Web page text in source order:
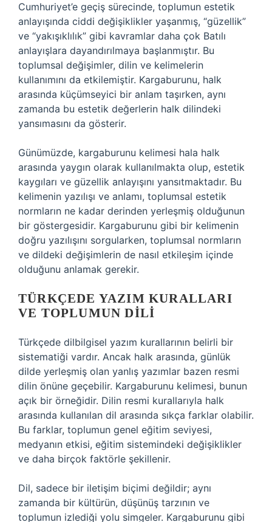
Cumhuriyet’e geçiş sürecinde, toplumun estetik
anlayışında ciddi değişiklikler yaşanmış, “güzellik”
ve “yakışıklılık” gibi kavramlar daha çok Batılı
anlayışlara dayandırılmaya başlanmıştır. Bu
toplumsal değişimler, dilin ve kelimelerin
kullanımını da etkilemiştir. Kargaburunu, halk
arasında küçümseyici bir anlam taşırken, aynı
zamanda bu estetik değerlerin halk dilindeki
yansımasını da gösterir.
Günümüzde, kargaburunu kelimesi hala halk
arasında yaygın olarak kullanılmakta olup, estetik
kaygıları ve güzellik anlayışını yansıtmaktadır. Bu
kelimenin yazılışı ve anlamı, toplumsal estetik
normların ne kadar derinden yerleşmiş olduğunun
bir göstergesidir. Kargaburunu gibi bir kelimenin
doğru yazılışını sorgularken, toplumsal normların
ve dildeki değişimlerin de nasıl etkileşim içinde
olduğunu anlamak gerekir.
TÜRKÇEDE YAZIM KURALLARI
VE TOPLUMUN DILI
Türkçede dilbilgisel yazım kurallarının belirli bir
sistematiği vardır. Ancak halk arasında, günlük
dilde yerleşmiş olan yanlış yazımlar bazen resmi
dilin önüne geçebilir. Kargaburunu kelimesi, bunun
açık bir örneğidir. Dilin resmi kurallarıyla halk
arasında kullanılan dil arasında sıkça farklar olabilir.
Bu farklar, toplumun genel eğitim seviyesi,
medyanın etkisi, eğitim sistemindeki değişiklikler
ve daha birçok faktörle şekillenir.
Dil, sadece bir iletişim biçimi değildir; aynı
zamanda bir kültürün, düşünüş tarzının ve
toplumun izlediği yolu simgeler. Kargaburunu gibi